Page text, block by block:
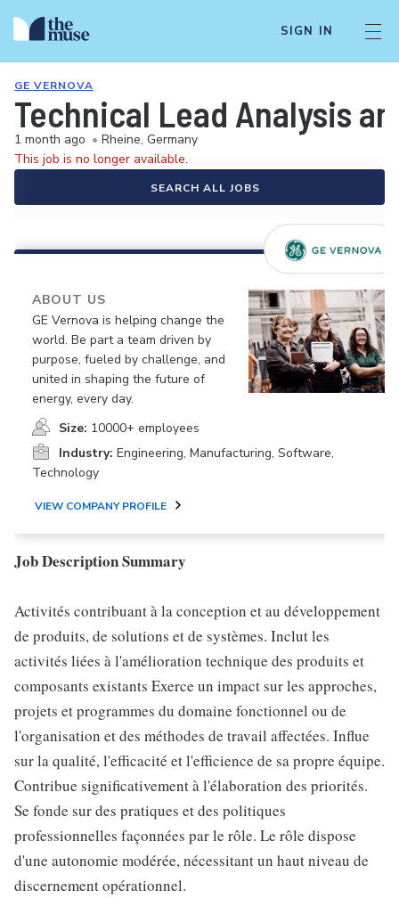
SIGN IN
GE VERNOVA
Technical Lead Analysis
1 month ago • Rheine, Germany
This job is no longer available.
SEARCH ALL JOBS
ABOUT US
GE Vernova is helping change the
world. Be part a team driven by
purpose, fueled by challenge, and
united in shaping the future of
energy, every day.
Size: 10000+ employees
Industry: Engineering, Manufacturing, Software,
Technology
VIEW COMPANY PROFILE
Job Description Summary
Activités contribuant à la conception et au développement
de produits, de solutions et de systèmes. Inclut les
activités liées à l'amélioration technique des produits et
composants existants Exerce un impact sur les approches,
projets et programmes du domaine fonctionnel ou de
l'organisation et des méthodes de travail affectées. Influe
sur la qualité, l'efficacité et l'efficience de sa propre équipe.
Contribue significativement à l'élaboration des priorités.
Se fonde sur des pratiques et des politiques
professionnelles façonnées par le rôle. Le rôle dispose
d'une autonomie modérée, nécessitant un haut niveau de
discernement opérationnel.